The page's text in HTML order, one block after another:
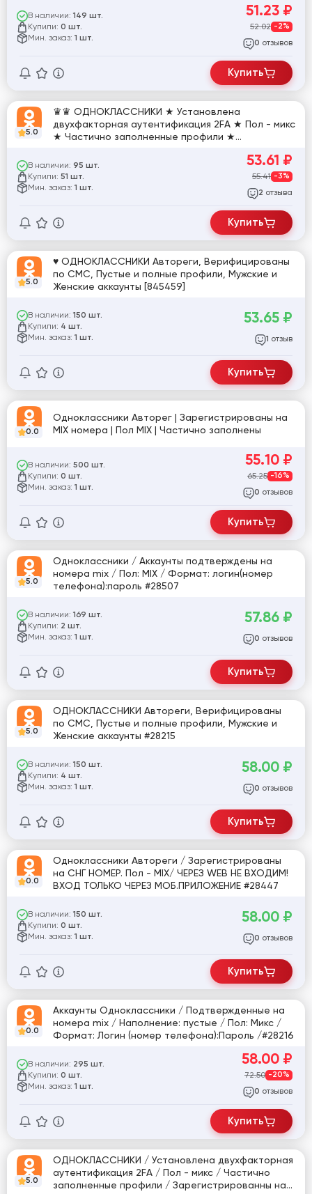
В наличии: 149 шт.
Купили: 0 шт.
Мин. заказ: 1 шт.
51.23 ₽
52.02 -2%
0 отзывов
Купить
5.0
♛♛ ОДНОКЛАССНИКИ ★ Установлена
двухфакторная аутентификация 2FA ★ Пол - микс
★ Частично заполненные профили ★
В наличии: 95 шт.
Купили: 51 шт.
Мин. заказ: 1 шт.
53.61 ₽
55.41 -3%
2 отзыва
Купить
5.0
♥ ОДНОКЛАССНИКИ Автореги, Верифицированы
по СМС, Пустые и полные профили, Мужские и
Женские аккаунты [845459]
В наличии: 150 шт.
Купили: 4 шт.
Мин. заказ: 1 шт.
53.65 ₽
1 отзыв
Купить
0.0
Одноклассники Авторег | Зарегистрированы на
MIX номера | Пол MIX | Частично заполнены
В наличии: 500 шт.
Купили: 0 шт.
Мин. заказ: 1 шт.
55.10 ₽
65.25 -16%
0 отзывов
Купить
5.0
Одноклассники / Аккаунты подтверждены на
номера mix / Пол: MIX / Формат: логин(номер
телефона):пароль #28507
В наличии: 169 шт.
Купили: 2 шт.
Мин. заказ: 1 шт.
57.86 ₽
0 отзывов
Купить
5.0
ОДНОКЛАССНИКИ Автореги, Верифицированы
по СМС, Пустые и полные профили, Мужские и
Женские аккаунты #28215
В наличии: 150 шт.
Купили: 4 шт.
Мин. заказ: 1 шт.
58.00 ₽
0 отзывов
Купить
0.0
Одноклассники Автореги / Зарегистрированы
на СНГ НОМЕР. Пол - MIX/ ЧЕРЕЗ WEB НЕ ВХОДИМ!
ВХОД ТОЛЬКО ЧЕРЕЗ МОБ.ПРИЛОЖЕНИЕ #28447
В наличии: 150 шт.
Купили: 0 шт.
Мин. заказ: 1 шт.
58.00 ₽
0 отзывов
Купить
0.0
Аккаунты Одноклассники / Подтвержденные на
номера mix / Наполнение: пустые / Пол: Микс /
Формат: Логин (номер телефона):Пароль /#28216
В наличии: 295 шт.
Купили: 0 шт.
Мин. заказ: 1 шт.
58.00 ₽
72.50 -20%
0 отзывов
Купить
5.0
ОДНОКЛАССНИКИ / Установлена двухфакторная
аутентификация 2FA / Пол - микс / Частично
заполненные профили / Зарегистрированны на